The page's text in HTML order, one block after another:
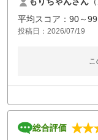
平均スコア：90～99
投稿日：2026/07/19
こ
総合評価